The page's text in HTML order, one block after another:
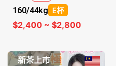
160/44kg E杯
$2,400 ~ $2,800
新茶上市